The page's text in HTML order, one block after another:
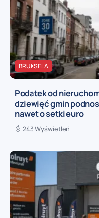
BRUKSELA
Podatek od
dziewięć gmin
nawet o setki euro
243 Wyświetleń